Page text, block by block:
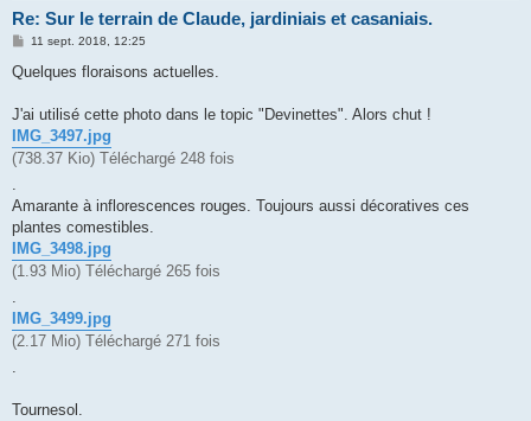
Re: Sur le terrain de Claude, jardiniais et casaniais.
M
s
g
11 sept. 2018, 12:25
Quelques floraisons actuelles.
J'ai utilisé cette photo dans le topic "Devinettes". Alors chut !
IMG_3497.jpg
(738.37 Kio) Téléchargé 248 fois
.
Amarante à inflorescences rouges. Toujours aussi décoratives ces
plantes comestibles.
IMG_3498.jpg
(1.93 Mio) Téléchargé 265 fois
.
IMG_3499.jpg
(2.17 Mio) Téléchargé 271 fois
.
Tournesol.